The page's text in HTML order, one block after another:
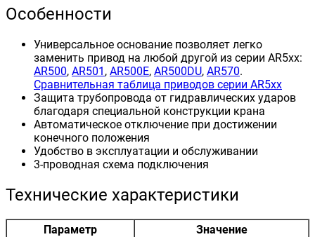
Особенности
Универсальное основание позволяет легко
заменить привод на любой другой из серии AR5xx:
AR500, AR501 , AR500E, AR500DU, AR570.
Сравнительная таблица приводов серии AR5xx
Защита трубопровода от гидравлических ударов
благодаря специальной конструкции крана
Автоматическое отключение при достижении
конечного положения
Удобство в эксплуатации и обслуживании
3-проводная схема подключения
Технические характеристики
Параметр
Значение